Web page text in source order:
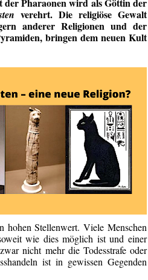
verehrt. Die religiöse Gewalt
anderer Religionen und der
bringen dem neuen Kult
hohen Stellenwert. Viele Menschen
wie dies möglich ist und einer
nicht mehr die Todesstrafe oder
ist in gewissen Gegenden